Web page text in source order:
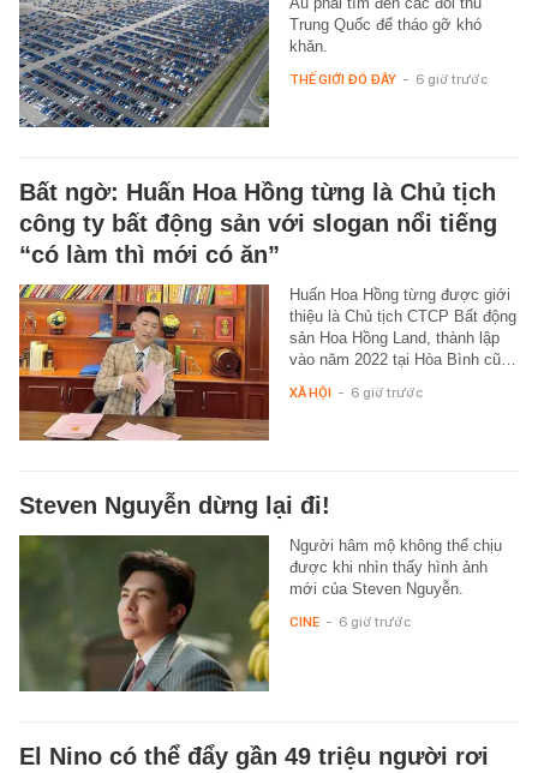
Trung Quốc để tháo gỡ khó
khăn.
THẾ GIỚI ĐÓ ĐÂY - 6 giờ trước
Bất ngờ: Huấn Hoa Hồng từng là Chủ tịch
công ty bất động sản với slogan nổi tiếng
“có làm thì mới có ăn”
Huấn Hoa Hồng từng được giới
thiệu là Chủ tịch CTCP Bất động
sản Hoa Hồng Land, thành lập
vào năm 2022 tại Hòa Bình cũ…
XÃ HỘI - 6 giờ trước
Steven Nguyễn dừng lại đi!
Người hâm mộ không thể chịu
được khi nhìn thấy hình ảnh
mới của Steven Nguyễn.
CINE - 6 giờ trước
El Nino có thể đẩy gần 49 triệu người rơi